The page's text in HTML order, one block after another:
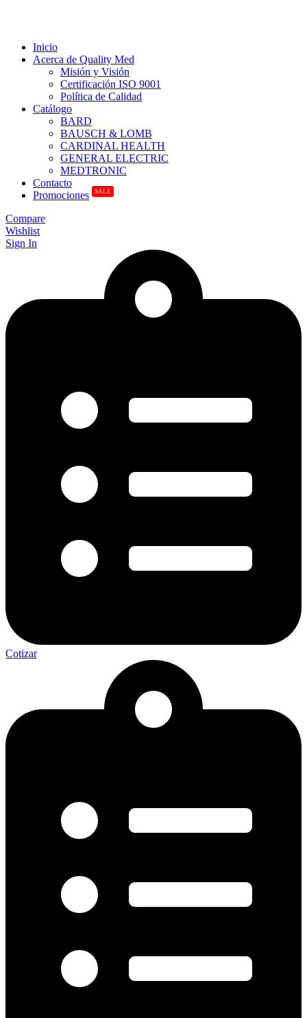
Inicio
Acerca de Quality Med
Misión y Visión
Certificación ISO 9001
Política de Calidad
Catálogo
BARD
BAUSCH & LOMB
CARDINAL HEALTH
GENERAL ELECTRIC
MEDTRONIC
Contacto
Promociones
SALE
Compare
Wishlist
Sign In
Cotizar